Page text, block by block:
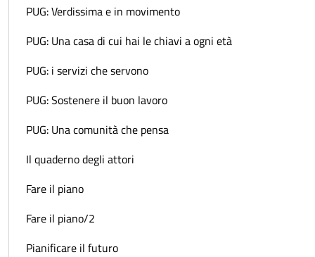
PUG: Verdissima e in movimento
PUG: Una casa di cui hai le chiavi a ogni età
PUG: i servizi che servono
PUG: Sostenere il buon lavoro
PUG: Una comunità che pensa
Il quaderno degli attori
Fare il piano
Fare il piano/2
Pianificare il futuro